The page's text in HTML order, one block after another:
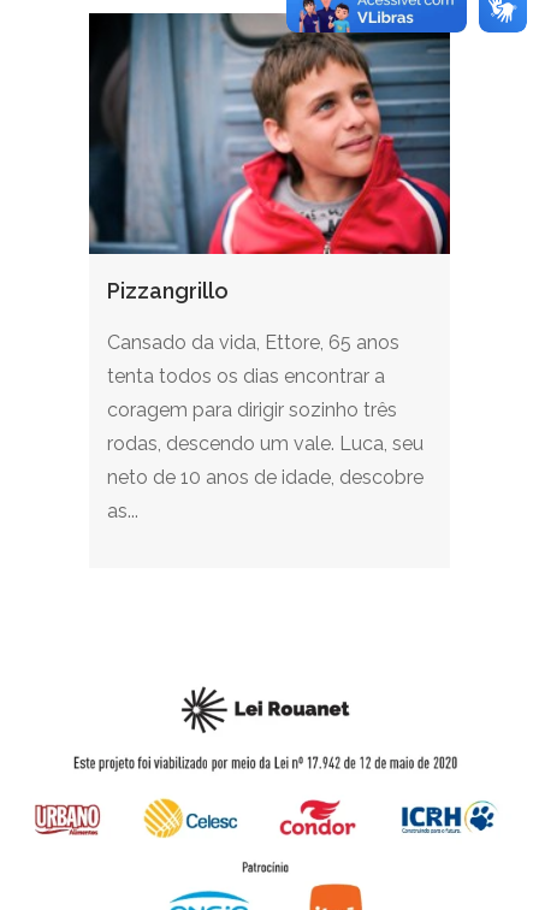
Pizzangrillo
Cansado da vida, Ettore, 65 anos
tenta todos os dias encontrar a
coragem para dirigir sozinho três
rodas, descendo um vale. Luca, seu
neto de 10 anos de idade, descobre
as...